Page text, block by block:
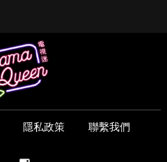
隱私政策 聯繫我們